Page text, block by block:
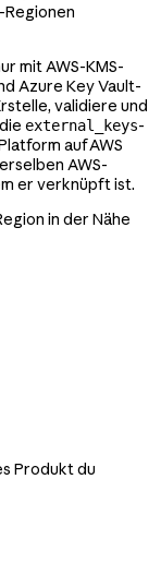
mit AWS-KMS-
Azure Key Vault-
validiere und
external_keys-
auf AWS
AWS-
er verknüpft ist.
in der Nähe
Produkt du